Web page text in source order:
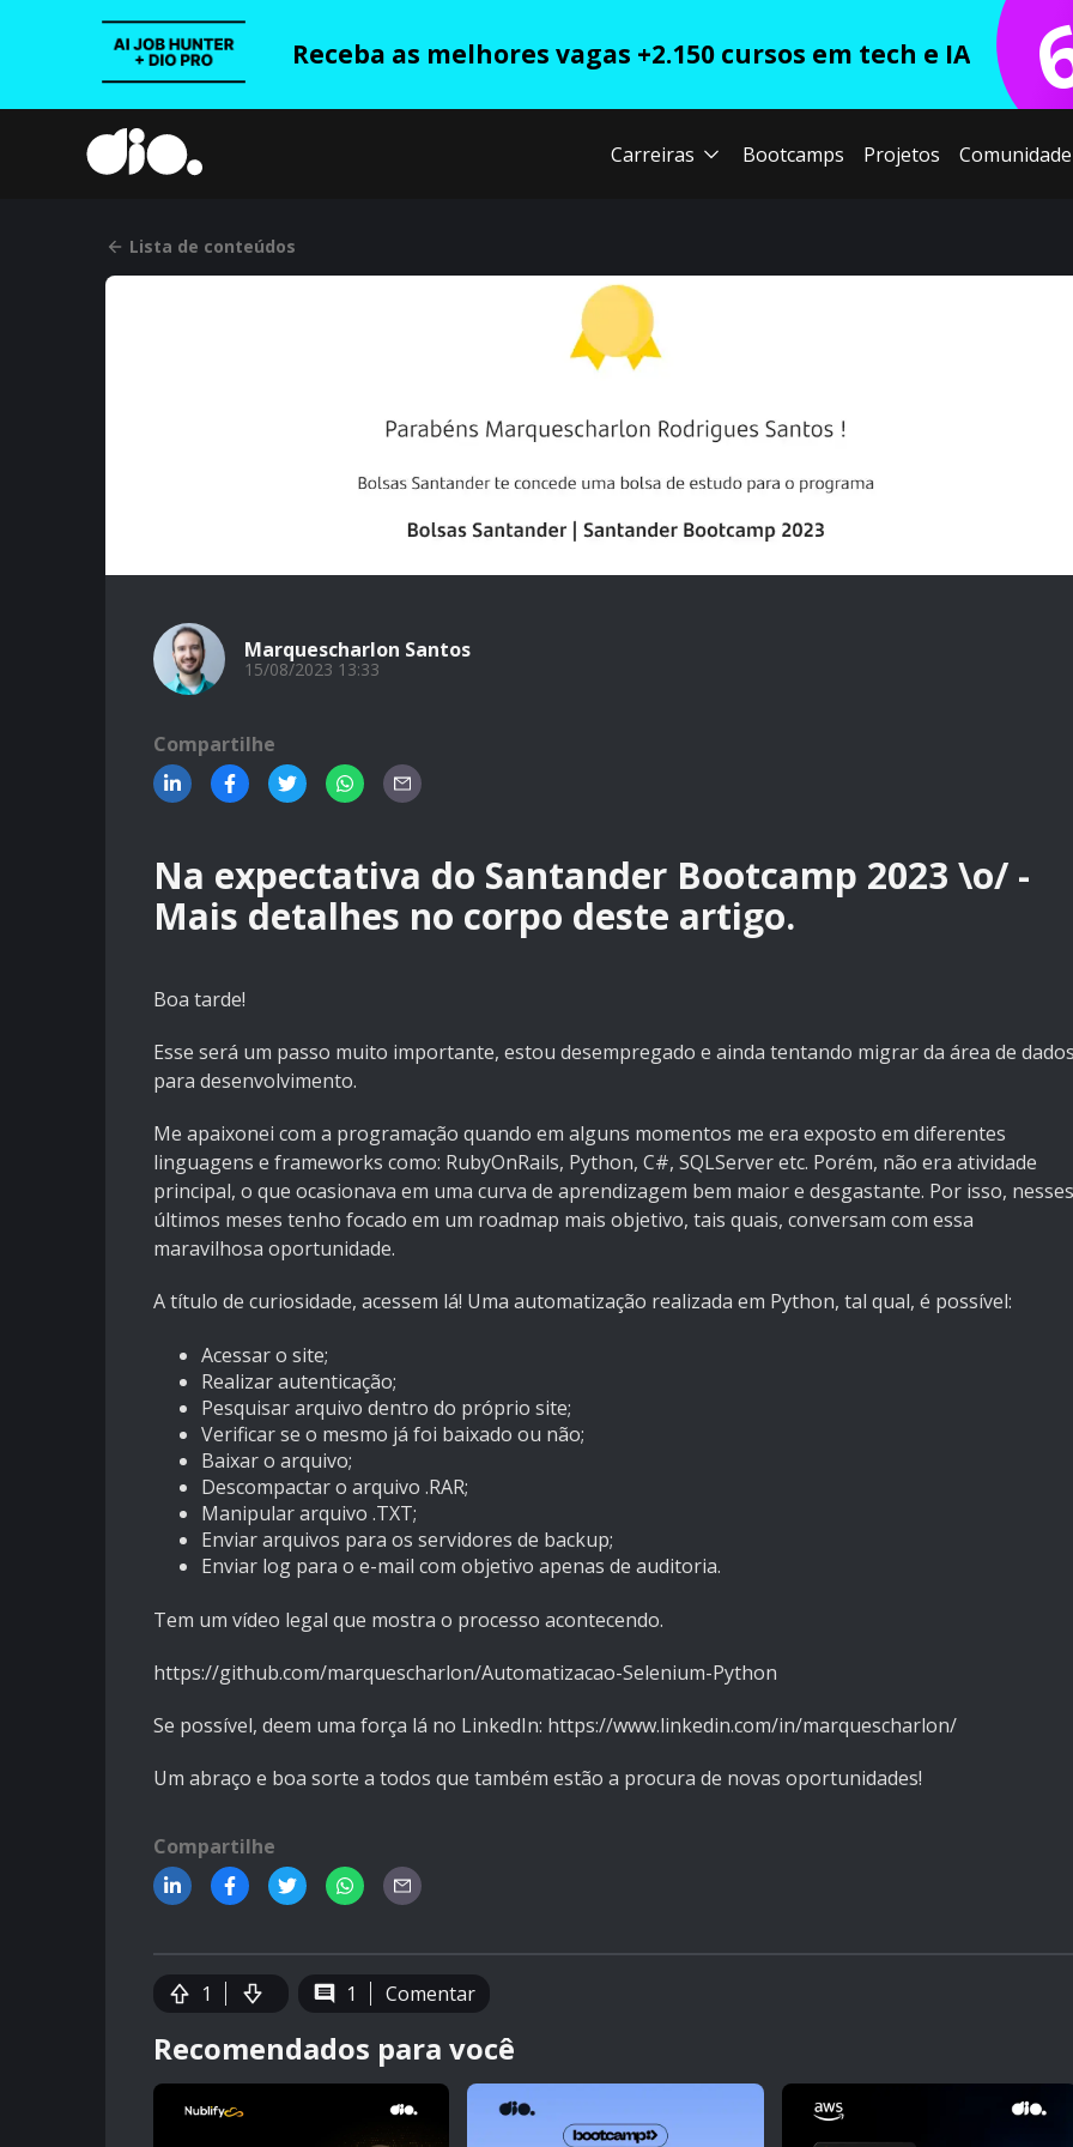
Receba as melhores vagas +2.150 cursos em tech e IA
Carreiras Bootcamps Projetos Comunidade
Lista de conteúdos
Marquescharlon Santos
15/08/2023 13:33
Compartilhe
Na expectativa do Santander Bootcamp 2023 \o/ -
Mais detalhes no corpo deste artigo.
Boa tarde!
Esse será um passo muito importante, estou desempregado e ainda tentando migrar da área de
para desenvolvimento.
Me apaixonei com a programação quando em alguns momentos me era exposto em diferentes
linguagens e frameworks como: RubyOnRails, Python, C#, SQLServer etc. Porém, não era atividade
principal, o que ocasionava em uma curva de aprendizagem bem maior e desgastante. Por isso, nesses
últimos meses tenho focado em um roadmap mais objetivo, tais quais, conversam com essa
maravilhosa oportunidade.
A título de curiosidade, acessem lá! Uma automatização realizada em Python, tal qual, é possível:
Acessar o site;
Realizar autenticação;
Pesquisar arquivo dentro do próprio site;
Verificar se o mesmo já foi baixado ou não;
Baixar o arquivo;
Descompactar o arquivo .RAR;
Manipular arquivo .TXT;
Enviar arquivos para os servidores de backup;
Enviar log para o e-mail com objetivo apenas de auditoria.
Tem um vídeo legal que mostra o processo acontecendo.
https://github.com/marquescharlon/Automatizacao-Selenium-Python
Se possível, deem uma força lá no LinkedIn: https://www.linkedin.com/in/marquescharlon/
Um abraço e boa sorte a todos que também estão a procura de novas oportunidades!
Compartilhe
1 1 Comentar
Recomendados para você